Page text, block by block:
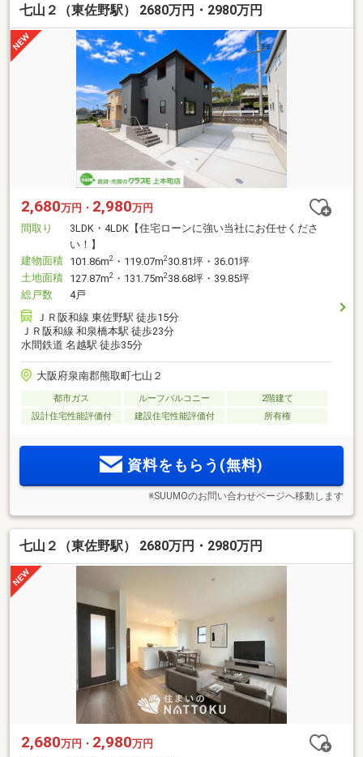
七山２（東佐野駅） 2680万円・2980万円
2,680万円・ 2,980万円
間取り
3LDK・4LDK【住宅ローンに強い当社にお任せくださ
い！】
建物面積 101.86m2 ・119.07m230.81坪・36.01坪
土地面積 127.87m2 ・131.75m238.68坪・39.85坪
総戸数
4戸
ＪＲ阪和線 東佐野駅 徒歩15分
ＪＲ阪和線 和泉橋本駅 徒歩23分
水間鉄道 名越駅 徒歩35分
大阪府泉南郡熊取町七山２
都市ガス ルーフバルコニー
2階建て
設計住宅性能評価付
建設住宅性能評価付 所有権
資料をもらう(無料)
※SUUMOのお問い合わせページへ移動します
七山２（東佐野駅） 2680万円・2980万円
2,680万円・ 2,980万円